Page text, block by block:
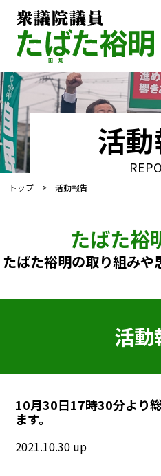
活
トップ > 活動報告
たばた裕
たばた裕明の取り組み
活動
10月30日17時30分より
ます。
2021.10.30 up